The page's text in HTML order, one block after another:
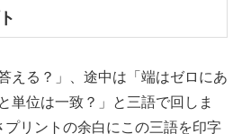
える？」、途中は「端はゼロにあ
単位は一致？」と三語で回しま
リントの余白にこの三語を印字